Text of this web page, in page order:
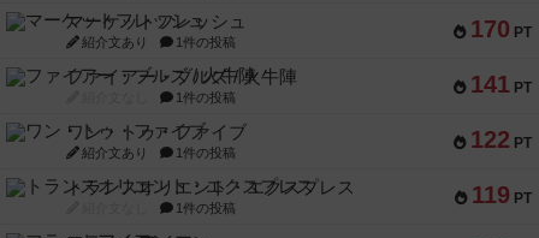
170 PT
マーケットフレッシュ
紹介文あり 1件の投稿
141 PT
ファイアー・ブルズ / 火牛陣
1件の投稿
122 PT
ワン・トゥ・ファイブ
紹介文あり 1件の投稿
119 PT
トランスオリエント・エクスプレス
1件の投稿